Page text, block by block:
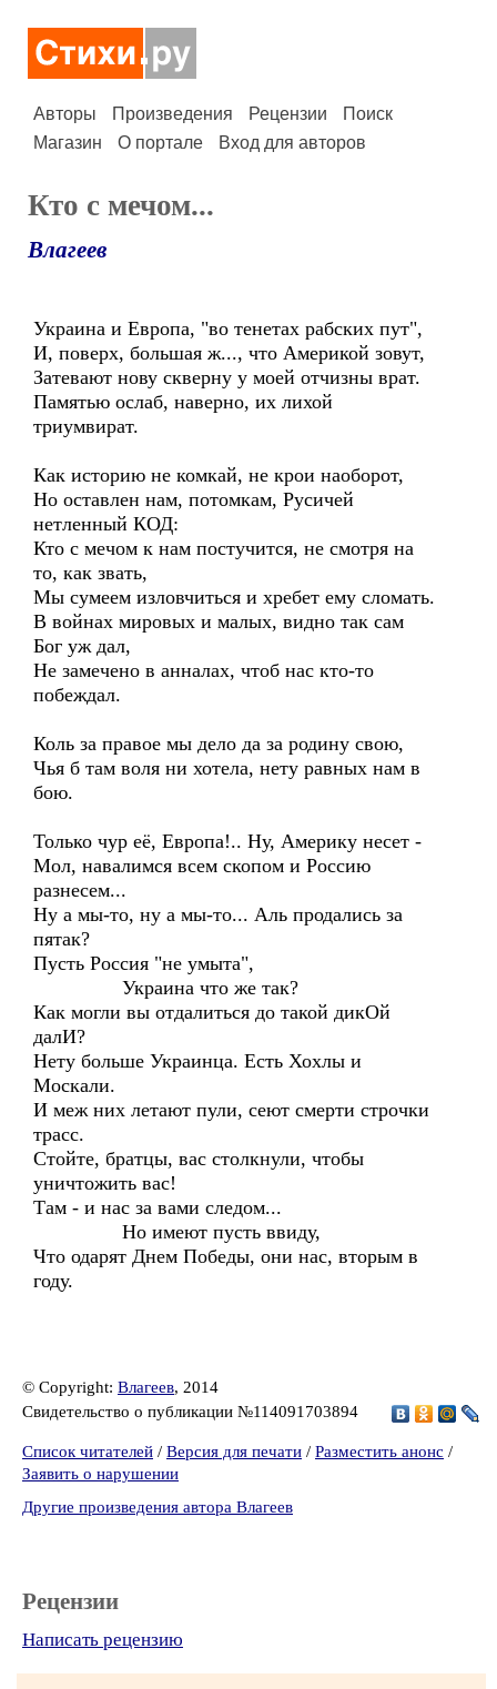
Авторы Произведения Рецензии
Поиск
Магазин
О портале Вход для авторов
Кто с мечом...
Влагеев
Украина и Европа, "во тенетах рабских пут",
И, поверх, большая ж..., что Америкой зовут,
Затевают нову скверну у моей отчизны врат.
Памятью ослаб, наверно, их лихой
триумвират.
Как историю не комкай, не крои наоборот,
Но оставлен нам, потомкам, Русичей
нетленный КОД:
Кто с мечом к нам постучится, не смотря на
то, как звать,
Мы сумеем изловчиться и хребет ему сломать.
В войнах мировых и малых, видно так сам
Бог уж дал,
Не замечено в анналах, чтоб нас кто-то
побеждал.
Коль за правое мы дело да за родину свою,
Чья б там воля ни хотела, нету равных нам в
бою.
Только чур её, Европа!.. Ну, Америку несет -
Мол, навалимся всем скопом и Россию
разнесем...
Ну а мы-то, ну а мы-то... Аль продались за
пятак?
Пусть Россия "не умыта",
Украина что же так?
Как могли вы отдалиться до такой дикОй
далИ?
Нету больше Украинца. Есть Хохлы и
Москали.
И меж них летают пули, сеют смерти строчки
трасс.
Стойте, братцы, вас столкнули, чтобы
уничтожить вас!
Там - и нас за вами следом...
Но имеют пусть ввиду,
Что одарят Днем Победы, они нас, вторым в
году.
© Copyright: Влагеев, 2014
Свидетельство о публикации №114091703894
Список читателей / Версия для печати / Разместить анонс /
Заявить о нарушении
Другие произведения автора Влагеев
Рецензии
Написать рецензию